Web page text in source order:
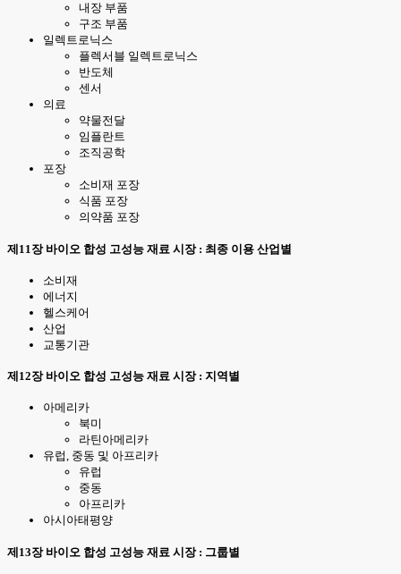
내장 부품
구조 부품
일렉트로닉스
플렉서블 일렉트로닉스
반도체
센서
의료
약물전달
임플란트
조직공학
포장
소비재 포장
식품 포장
의약품 포장
제11장 바이오 합성 고성능 재료 시장 : 최종 이용 산업별
소비재
에너지
헬스케어
산업
교통기관
제12장 바이오 합성 고성능 재료 시장 : 지역별
아메리카
북미
라틴아메리카
유럽, 중동 및 아프리카
유럽
중동
아프리카
아시아태평양
제13장 바이오 합성 고성능 재료 시장 : 그룹별